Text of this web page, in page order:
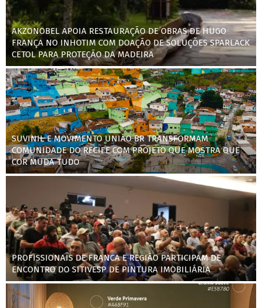
AKZONOBEL APOIA RESTAURAÇÃO DE OBRAS DE HUGO
FRANÇA NO INHOTIM COM DOAÇÃO DE SOLUÇÕES SPARLACK
CETOL PARA PROTEÇÃO DA MADEIRA
SUVINIL E MOVIMENTO UNIÃO BR TRANSFORMAM
COMUNIDADE DO RECIFE COM PROJETO QUE MOSTRA QUE
COR MUDA TUDO
PROFISSIONAIS DE FRANCA E REGIÃO PARTICIPAM DE
ENCONTRO DO SITIVESP DE PINTURA IMOBILIÁRIA